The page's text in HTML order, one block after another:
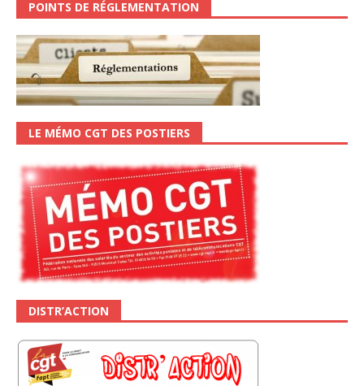
POINTS DE RÉGLEMENTATION
LE MÉMO CGT DES POSTIERS
DISTR’ACTION